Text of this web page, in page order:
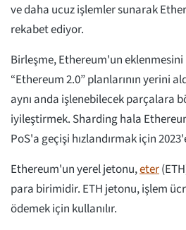
ve daha ucuz işlemler sunarak
rekabet ediyor.
Birleşme, Ethereum'un
“Ethereum 2.0” planlarının yerini
aynı anda işlenebilecek parçalara
iyileştirmek. Sharding hala
PoS'a geçişi hızlandırmak için
Ethereum'un yerel jetonu,eter
para birimidir. ETH jetonu, işlem
ödemek için kullanılır.